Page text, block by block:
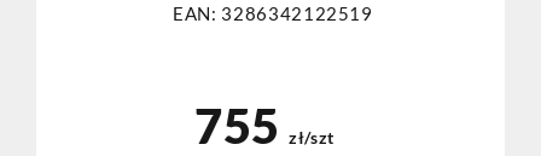
EAN: 3286342122519
755 zł/szt